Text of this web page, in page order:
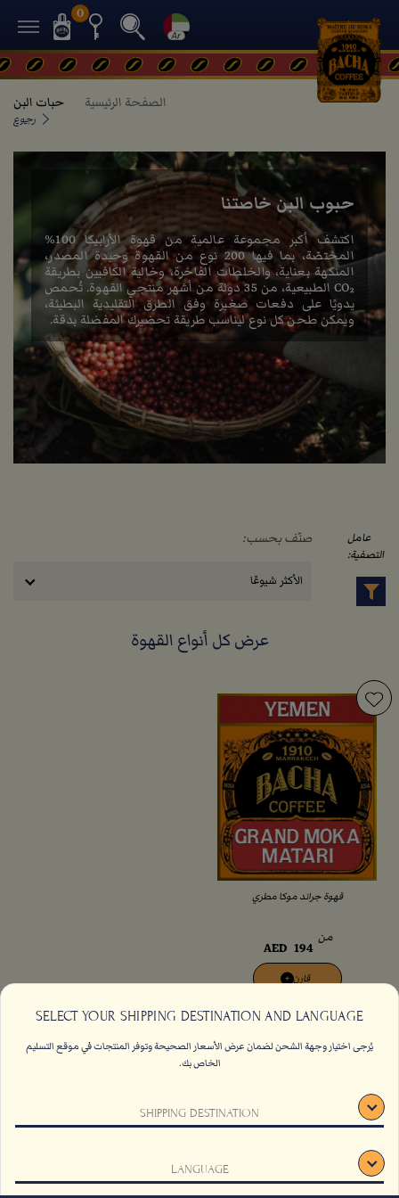
0
SELECT YOUR SHIPPING DESTINATION AND LANGUAGE
يُرجى اختيار وجهة الشحن لضمان عرض الأسعار الصحيحة وتوفر المنتجات في موقع التسليم
الخاص بك.
SHIPPING DESTINATION
LANGUAGE
الصفحة الرئيسية حبات البن
رجوع
حبوب البن خاصتنا
اكتشف أكبر مجموعة عالمية من قهوة الأرابيكا 100%
المختصّة، بما فيها 200 نوع من القهوة وحيدة المصدر،
المنكهة بعناية، والخلطات الفاخرة، وخالية الكافيين بطريقة
CO₂ الطبيعية، من 35 دولة من أشهر منتجي القهوة. تُحمص
يدويًا على دفعات صغيرة وفق الطرق التقليدية البطيئة،
ويمكن طحن كل نوع ليناسب طريقة تحضيرك المفضلة بدقة.
عرض كل أنواع القهوة
عامل
التصفية:
صنّف بحسب:
الأكثر شيوعًا
قهوة جراند موكا مطري
من
AED 194
+ قارن
اتصل بنا
الاسئلة الشائعة
الاستدامة
اشتراك